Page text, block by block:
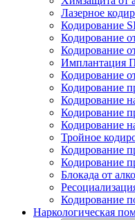
Лазерное
Кодирование
Кодирование
Кодирование
Имплантация
Кодирование
Кодирование
Кодирование
Кодирование
Кодирование
Тройное
Кодирование
Кодирование
Блокада от
Кодирование
Наркологическая